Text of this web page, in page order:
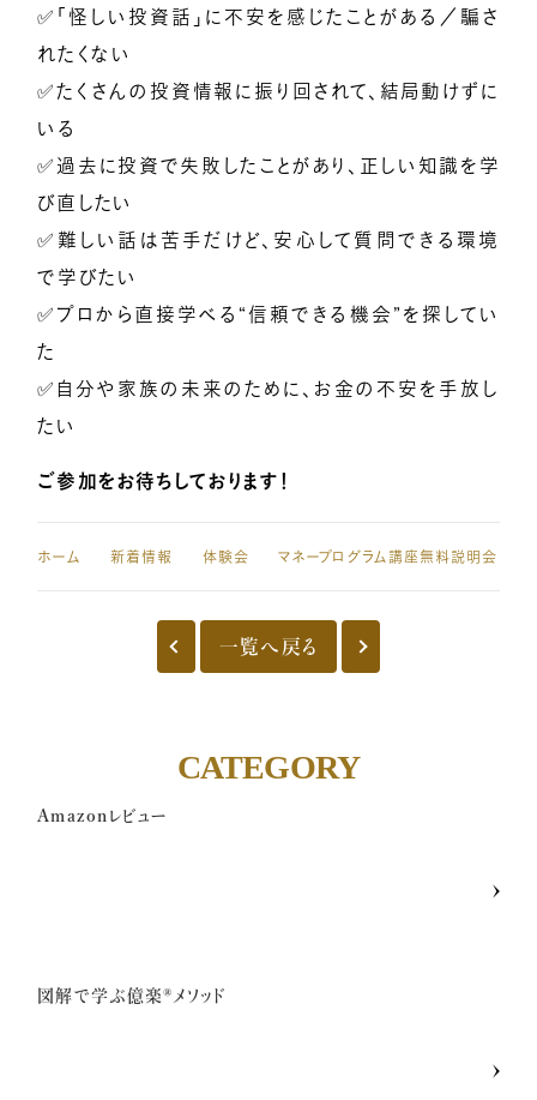
億楽®メソッドとは
講座卒業生の喜びの声
プレスリリース一覧
一般の方のお問い合わせ
✅「怪しい投資話」に不安を感じたことがある／騙さ
れたくない
✅たくさんの投資情報に振り回されて、結局動けずに
いる
✅ 過去に投資で失敗したことがあり、正しい知識を学
び直したい
✅難しい話は苦手だけど、安心して質問できる環境
で学びたい
✅プロから直接学べる“信頼できる機会”を探してい
た
✅自分や家族の未来のために、お金の不安を手放し
たい
ご参加をお待ちしております！
ホーム 新着情報 体験会
一覧へ戻る
CATEGORY
Amazonレビュー
図解で学ぶ億楽®︎メソッド